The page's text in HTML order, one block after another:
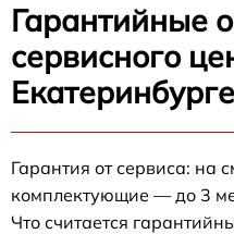
Гарантийные
сервисного
Екатеринбурге
Гарантия от сервиса: на
комплектующие — до 3
Что считается